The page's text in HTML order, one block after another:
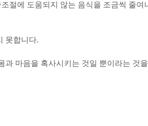
절에 도움되지 않는 음식을 조금씩 줄여
못합니다.
과 마음을 혹사시키는 것일 뿐이라는 것을